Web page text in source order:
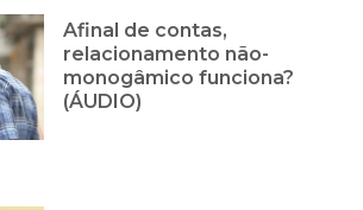
Afinal de contas,
relacionamento não-
monogâmico funciona?
(ÁUDIO)